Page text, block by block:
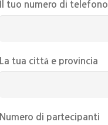
Il tuo numero di telefono
La tua città e provincia
Numero di partecipanti